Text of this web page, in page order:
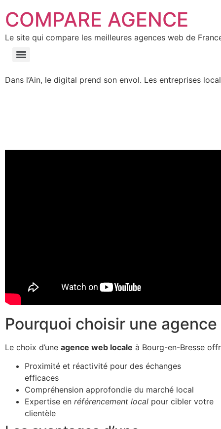
COMPARE AGENCE
Le site qui compare les meilleures agences web de
Dans l’Ain, le digital prend son envol. Les entreprises
Pourquoi choisir une
Le choix d’une agence web locale à Bourg-en-Bresse
Proximité et réactivité pour des échanges
efficaces
Compréhension approfondie du marché local
Expertise en référencement local pour cibler votre
clientèle